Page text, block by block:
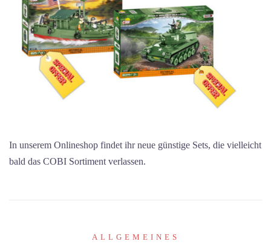
In unserem Onlineshop findet ihr neue günstige Sets, die vielleicht
bald das COBI Sortiment verlassen.
ALLGEMEINES